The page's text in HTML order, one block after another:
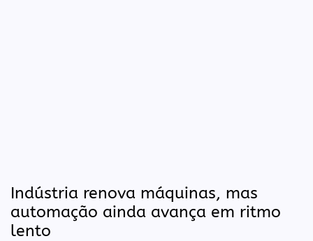
Indústria renova máquinas, mas
automação ainda avança em ritmo
lento